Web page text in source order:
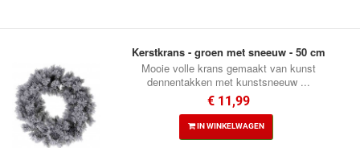
Kerstkrans - groen met sneeuw - 50 cm
Mooie volle krans gemaakt van kunst
dennentakken met kunstsneeuw ...
€ 11,99
IN WINKELWAGEN